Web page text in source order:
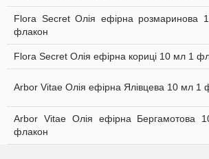
Flora Secret Олія ефірна розмаринова
флакон
Flora Secret Олія ефірна кориці 10 мл 1
Arbor Vitae Олія ефірна Ялівцева 10 мл 1
Arbor Vitae Олія ефірна Бергамотова
флакон